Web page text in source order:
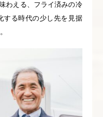
わえる、フライ済みの冷
する時代の少し先を見据